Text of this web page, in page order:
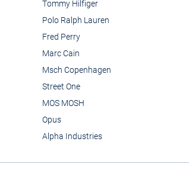
Tommy Hilfiger
Polo Ralph Lauren
Fred Perry
Marc Cain
Msch Copenhagen
Street One
MOS MOSH
Opus
Alpha Industries